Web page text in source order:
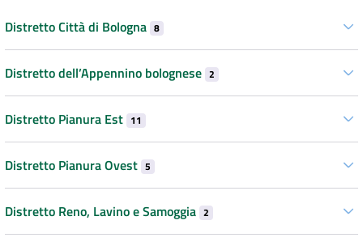
Distretto Città di Bologna 8
Distretto dell’Appennino bolognese 2
Distretto Pianura Est 11
Distretto Pianura Ovest 5
Distretto Reno, Lavino e Samoggia 2